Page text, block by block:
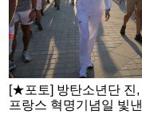
[★포토] 방탄소년단 진,
프랑스 혁명기념일 빛낸